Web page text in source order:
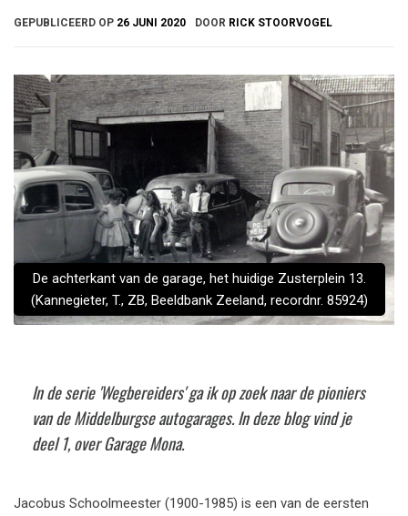
GEPUBLICEERD OP 26 JUNI 2020 DOOR RICK STOORVOGEL
De achterkant van de garage, het huidige Zusterplein 13.
(Kannegieter, T., ZB, Beeldbank Zeeland, recordnr. 85924)
In de serie 'Wegbereiders' ga ik op zoek naar de pioniers
van de Middelburgse autogarages. In deze blog vind je
deel 1, over Garage Mona.
Jacobus Schoolmeester (1900-1985) is een van de eersten